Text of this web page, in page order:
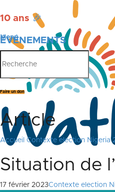
10 ans 🎉
ÉVÉNEMENTS
PUBLICATIONS
Menu
Faire un don
Article
Accueil Contexte election Nigeria
Situation de
17 février 2023Contexte election